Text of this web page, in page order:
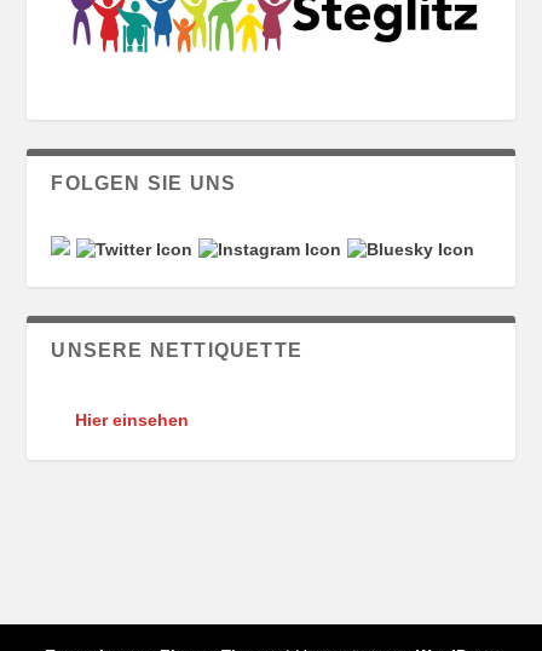
FOLGEN SIE UNS
UNSERE NETTIQUETTE
Hier einsehen